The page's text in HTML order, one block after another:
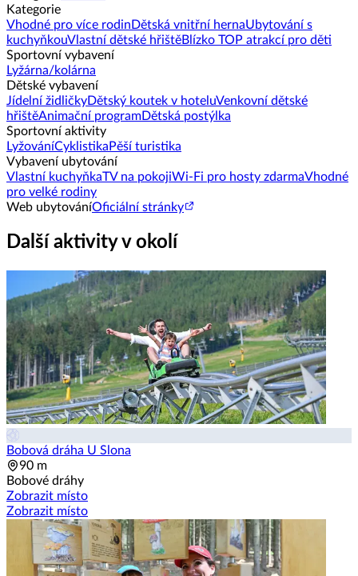
Kategorie
Vhodné pro více rodin Dětská vnitřní hernaUbytování s
kuchyňkouVlastní dětské hřištěBlízko TOP atrakcí pro děti
Sportovní vybavení
Lyžárna/kolárna
Dětské vybavení
Jídelní židličkyDětský koutek v hoteluVenkovní dětské
hřištěAnimační programDětská postýlka
Sportovní aktivity
LyžováníCyklistika Pěší turistika
Vybavení ubytování
Vlastní kuchyňkaTV na pokojiWi-Fi pro hosty zdarmaVhodné
pro velké rodiny
Web ubytováníOficiální stránky
Další aktivity v okolí
Bobová dráha U Slona
90 m
Bobové dráhy
Zobrazit místo
Zobrazit místo